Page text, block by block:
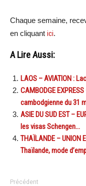
Chaque semaine,
en cliquant ici.
A Lire Aussi:
LAOS – AVIATION :
CAMBODGE
cambodgienne du 31
ASIE DU SUD EST –
les visas Schengen…
THAÏLANDE – UNION
Thaïlande, mode
Précédent